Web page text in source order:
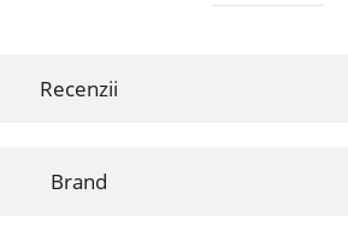
Recenzii
Brand